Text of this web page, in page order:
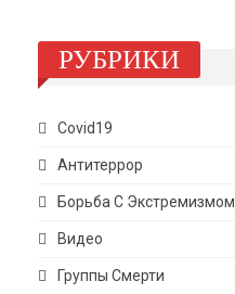
РУБРИКИ
Covid19
Антитеррор
Борьба С Экстремизмом
Видео
Группы Смерти